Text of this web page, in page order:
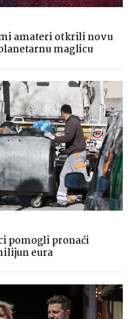
amateri otkrili novu
maglicu
pomogli pronaći
eura